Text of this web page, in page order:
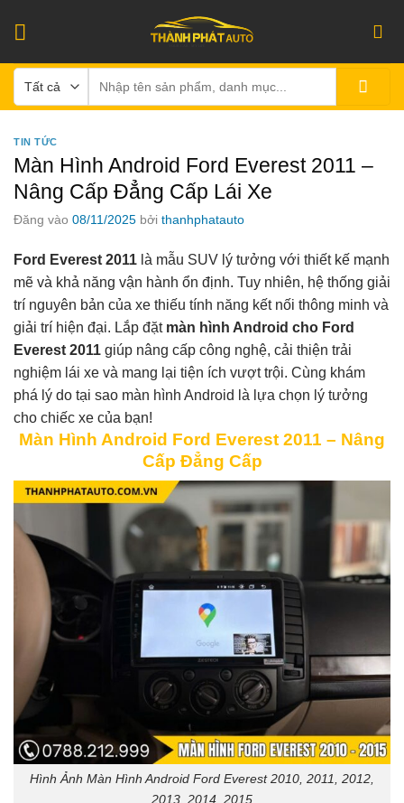
kiếm:
TIN TỨC
Màn Hình Android Ford Everest 2011 –
Nâng Cấp Đẳng Cấp Lái Xe
Đăng vào 08/11/2025 bởi thanhphatauto
Ford Everest 2011 là mẫu SUV lý tưởng với thiết kế mạnh
mẽ và khả năng vận hành ổn định. Tuy nhiên, hệ thống giải
trí nguyên bản của xe thiếu tính năng kết nối thông minh và
giải trí hiện đại. Lắp đặt màn hình Android cho Ford
Everest 2011 giúp nâng cấp công nghệ, cải thiện trải
nghiệm lái xe và mang lại tiện ích vượt trội. Cùng khám
phá lý do tại sao màn hình Android là lựa chọn lý tưởng
cho chiếc xe của bạn!
Màn Hình Android Ford Everest 2011 – Nâng
Cấp Đẳng Cấp
Hình Ảnh Màn Hình Android Ford Everest 2010, 2011, 2012,
2013, 2014, 2015